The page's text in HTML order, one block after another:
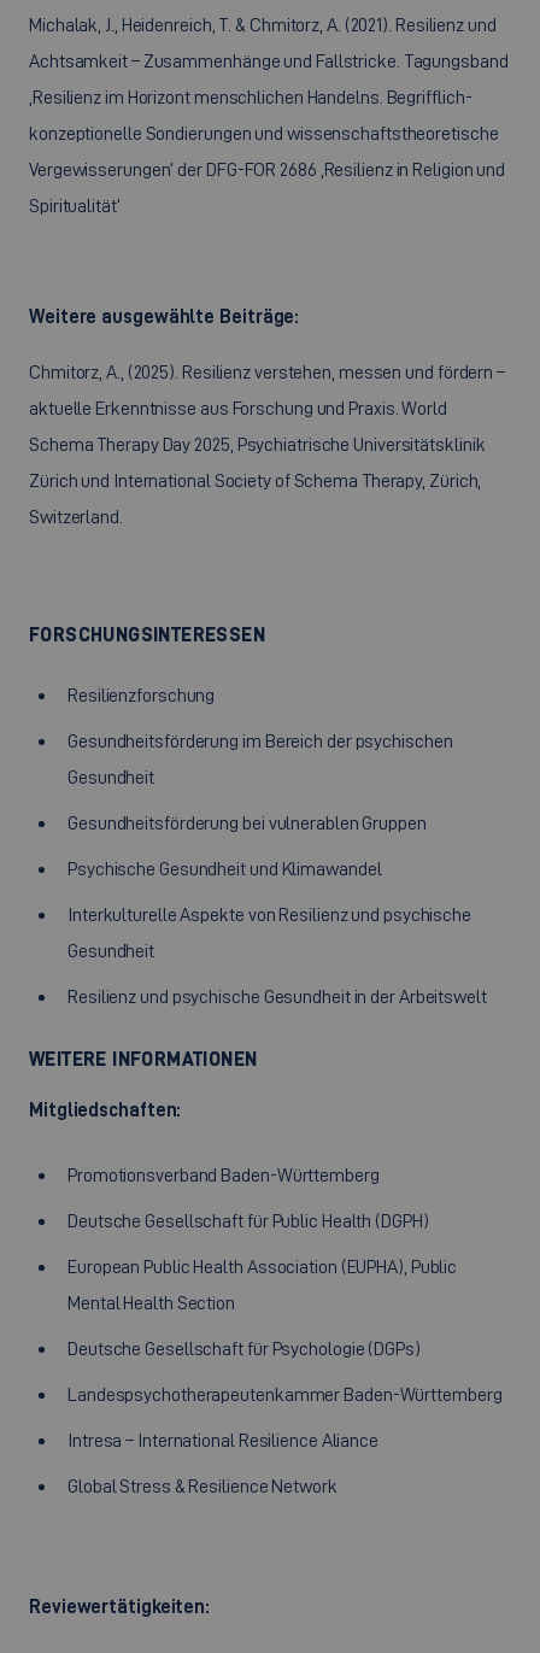
Michalak, J., Heidenreich, T. & Chmitorz, A. (2021). Resilienz und
Achtsamkeit – Zusammenhänge und Fallstricke. Tagungsband
‚Resilienz im Horizont menschlichen Handelns. Begrifflich-
konzeptionelle Sondierungen und wissenschaftstheoretische
Vergewisserungen‘ der DFG-FOR 2686 ‚Resilienz in Religion und
Spiritualität‘
Weitere ausgewählte Beiträge:
Chmitorz, A., (2025). Resilienz verstehen, messen und fördern –
aktuelle Erkenntnisse aus Forschung und Praxis. World
Schema Therapy Day 2025, Psychiatrische Universitätsklinik
Zürich und International Society of Schema Therapy, Zürich,
Switzerland.
FORSCHUNGSINTERESSEN
Resilienzforschung
Gesundheitsförderung im Bereich der psychischen
Gesundheit
Gesundheitsförderung bei vulnerablen Gruppen
Psychische Gesundheit und Klimawandel
Interkulturelle Aspekte von Resilienz und psychische
Gesundheit
Resilienz und psychische Gesundheit in der Arbeitswelt
WEITERE INFORMATIONEN
Mitgliedschaften:
Promotionsverband Baden-Württemberg
Deutsche Gesellschaft für Public Health (DGPH)
European Public Health Association (EUPHA), Public
Mental Health Section
Deutsche Gesellschaft für Psychologie (DGPs)
Landespsychotherapeutenkammer Baden-Württemberg
Intresa – International Resilience Aliance
Global Stress & Resilience Network
Reviewertätigkeiten: